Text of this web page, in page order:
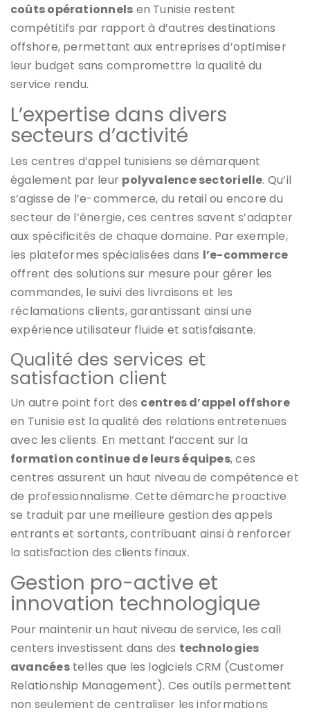
coûts opérationnels en Tunisie restent
compétitifs par rapport à d’autres destinations
offshore, permettant aux entreprises d’optimiser
leur budget sans compromettre la qualité du
service rendu.
L’expertise dans divers
secteurs d’activité
Les centres d’appel tunisiens se démarquent
également par leur polyvalence sectorielle. Qu’il
s’agisse de l’e-commerce, du retail ou encore du
secteur de l’énergie, ces centres savent s’adapter
aux spécificités de chaque domaine. Par exemple,
les plateformes spécialisées dans l’e-commerce
offrent des solutions sur mesure pour gérer les
commandes, le suivi des livraisons et les
réclamations clients, garantissant ainsi une
expérience utilisateur fluide et satisfaisante.
Qualité des services et
satisfaction client
Un autre point fort des centres d’appel offshore
en Tunisie est la qualité des relations entretenues
avec les clients. En mettant l’accent sur la
formation continue de leurs équipes, ces
centres assurent un haut niveau de compétence et
de professionnalisme. Cette démarche proactive
se traduit par une meilleure gestion des appels
entrants et sortants, contribuant ainsi à renforcer
la satisfaction des clients finaux.
Gestion pro-active et
innovation technologique
Pour maintenir un haut niveau de service, les call
centers investissent dans des technologies
avancéestelles que les logiciels CRM (Customer
Relationship Management). Ces outils permettent
non seulement de centraliser les informations